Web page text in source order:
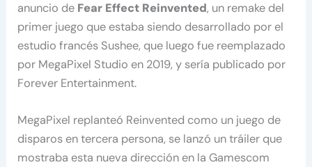
anuncio de Fear Effect Reinvented, un remake del
primer juego que estaba siendo desarrollado por el
estudio francés Sushee, que luego fue reemplazado
por MegaPixel Studio en 2019, y sería publicado por
Forever Entertainment.
MegaPixel replanteó Reinvented como un juego de
disparos en tercera persona, se lanzó un tráiler que
mostraba esta nueva dirección en la Gamescom